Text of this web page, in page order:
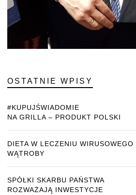
OSTATNIE WPISY
#KUPUJŚWIADOMIE
NA GRILLA – PRODUKT POLSKI
DIETA W LECZENIU WIRUSOWEGO
WĄTROBY
SPÓŁKI SKARBU PAŃSTWA
ROZWAŻAJĄ INWESTYCJE